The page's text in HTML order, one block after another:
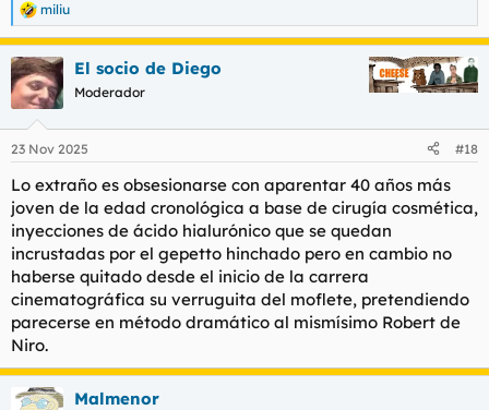
R
e
a
c
c
i
e
:
miliu
El socio de Diego
Moderador
23 Nov 2025 #18
Lo extraño es obsesionarse con aparentar 40 años más
joven de la edad cronológica a base de cirugía cosmética,
inyecciones de ácido hialurónico que se quedan
incrustadas por el gepetto hinchado pero en cambio no
haberse quitado desde el inicio de la carrera
cinematográfica su verruguita del moflete, pretendiendo
parecerse en método dramático al mismísimo Robert de
Niro.
Malmenor